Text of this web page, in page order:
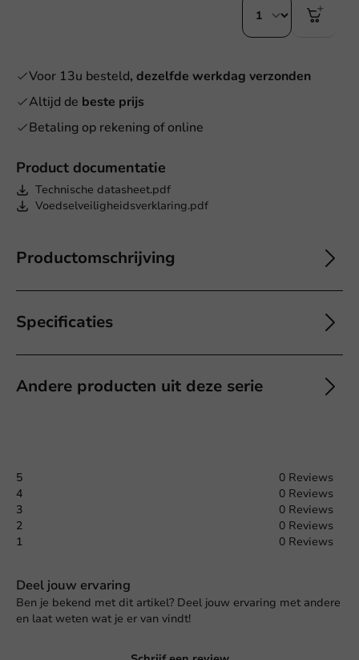
Product documentatie
Technische datasheet.pdf
Voedselveiligheidsverklaring.pdf
Productomschrijving
Specificaties
Andere producten uit deze serie
Voor 13u besteld, dezelfde werkdag verzonden
Altijd de beste prijs
Betaling op rekening of online
5
0 Reviews
4
0 Reviews
3
0 Reviews
2
0 Reviews
1
0 Reviews
Deel jouw ervaring
Ben je bekend met dit artikel? Deel jouw ervaring met andere
en laat weten wat je er van vindt!